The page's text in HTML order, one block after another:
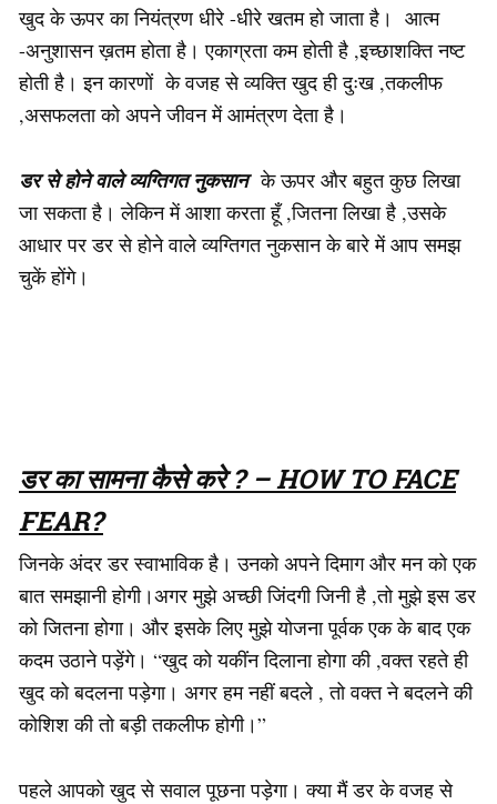
खुद के ऊपर का नियंत्रण धीरे -धीरे खतम हो जाता है। आत्म
-अनुशासन ख़तम होता है। एकाग्रता कम होती है ,इच्छाशक्ति नष्ट
होती है। इन कारणों के वजह से व्यक्ति खुद ही दुःख ,तकलीफ
,असफलता को अपने जीवन में आमंत्रण देता है।
डर से होने वाले व्यग्तिगत नुकसानके ऊपर और बहुत कुछ लिखा
जा सकता है। लेकिन में आशा करता हूँ ,जितना लिखा है ,उसके
आधार पर डर से होने वाले व्यग्तिगत नुकसान के बारे में आप समझ
चुकें होंगे।
डर का सामना कैसे करे ? – HOW TO FACE
FEAR?
जिनके अंदर डर स्वाभाविक है। उनको अपने दिमाग और मन को एक
बात समझानी होगी।अगर मुझे अच्छी जिंदगी जिनी है ,तो मुझे इस डर
को जितना होगा। और इसके लिए मुझे योजना पूर्वक एक के बाद एक
कदम उठाने पड़ेंगे। “खुद को यकींन दिलाना होगा की ,वक्त रहते ही
खुद को बदलना पड़ेगा। अगर हम नहीं बदले , तो वक्त ने बदलने की
कोशिश की तो बड़ी तकलीफ होगी।”
पहले आपको खुद से सवाल पूछना पड़ेगा। क्या मैं डर के वजह से